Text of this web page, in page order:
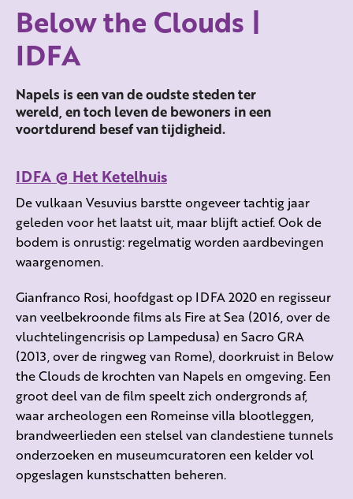
Below the Clouds |
IDFA
Napels is een van de oudste steden ter
wereld, en toch leven de bewoners in een
voortdurend besef van tijdigheid.
IDFA @ Het Ketelhuis
De vulkaan Vesuvius barstte ongeveer tachtig jaar
geleden voor het laatst uit, maar blijft actief. Ook de
bodem is onrustig: regelmatig worden aardbevingen
waargenomen.
Gianfranco Rosi, hoofdgast op IDFA 2020 en regisseur
van veelbekroonde films als Fire at Sea (2016, over de
vluchtelingencrisis op Lampedusa) en Sacro GRA
(2013, over de ringweg van Rome), doorkruist in Below
the Clouds de krochten van Napels en omgeving. Een
groot deel van de film speelt zich ondergronds af,
waar archeologen een Romeinse villa blootleggen,
brandweerlieden een stelsel van clandestiene tunnels
onderzoeken en museumcuratoren een kelder vol
opgeslagen kunstschatten beheren.